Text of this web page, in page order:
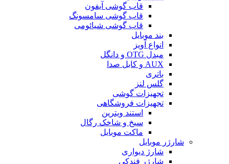
قاب گوشی آیفون
قاب گوشی سامسونگ
قاب گوشی شیائومی
بند موبایل
انواع آویز
مبدل OTG و دانگل
AUX و کابل صدا
باتری
گلس لنز
تجهیزات گوشی
تجهیزات فروشگاهی
استند ویترین
سیخ و شاخک رگال
ماکت موبایل
شارژر موبایل
شارژ دیواری
شارژر فندکی